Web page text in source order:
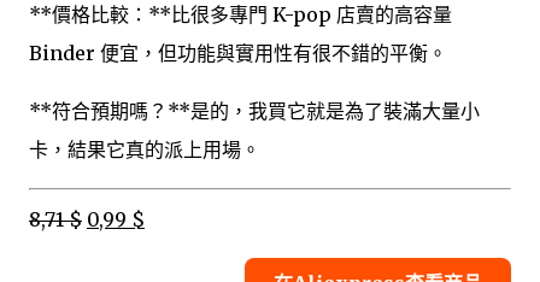
**價格比較：**比很多專門 K-pop 店賣的高容量
Binder 便宜，但功能與實用性有很不錯的平衡。
**符合預期嗎？**是的，我買它就是為了裝滿大量小
卡，結果它真的派上用場。
8,71 $ 0,99 $